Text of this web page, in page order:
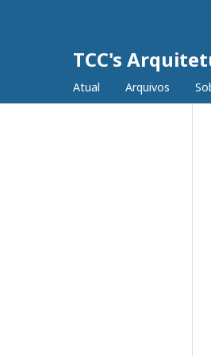
TCC's
Atual Arquivos